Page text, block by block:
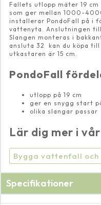
Fallets utlopp mäter 19
som ger mellan 1000-
installerar PondoFall på i
vattenyta. Anslutningen
Slangen monteras i
ansluta 32 kan du köpa till
utkastaren är 15 cm.
PondoFall
utlopp på 19 cm
ger en snygg start
olika slangar passar
Lär dig mer i
Bygga vattenfall och
Specifikationer